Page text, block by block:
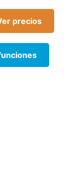
precios